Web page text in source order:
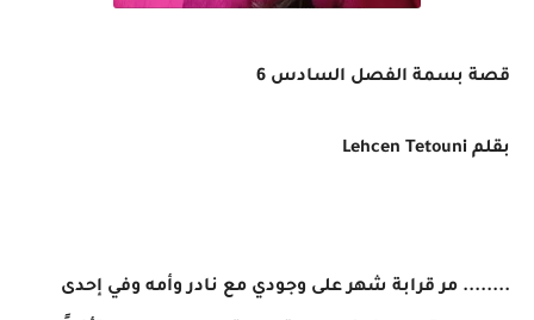
قصة بسمة الفصل السادس 6
بقلم Lehcen Tetouni
........ مر قرابة شهر على وجودي مع نادر وأمه وفي إحدى